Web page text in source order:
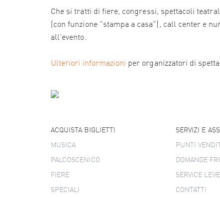
Che si tratti di fiere, congressi, spettacoli
(con funzione "stampa a casa"), call center e
all'evento.
Ulteriori informazioni per organizzatori di
ACQUISTA BIGLIETTI
MUSICA
PALCOSCENICO
FIERE
SPECIALI
SERVIZI E
PUNTI
DOMANDE
SERVICE
CONTATTI